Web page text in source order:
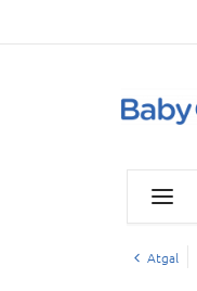
Atgal